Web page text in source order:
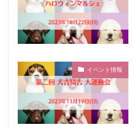
イベント情報